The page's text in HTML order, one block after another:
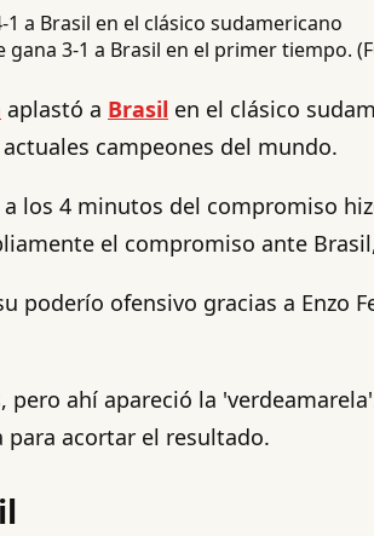
3-1 a Brasil en el primer tiempo.
aplastó a Brasil en el clásico
campeones del mundo.
a los 4 minutos del compromiso
el compromiso ante
ofensivo gracias a Enzo
ahí apareció la
para acortar el resultado.